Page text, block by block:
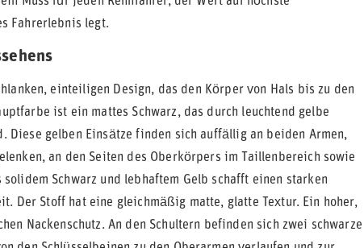
Fahrerlebnis legt.
einteiligen Design, das den Körper von Hals bis zu den
ist ein mattes Schwarz, das durch leuchtend gelbe
Diese gelben Einsätze finden sich auffällig an beiden Armen,
an den Seiten des Oberkörpers im Taillenbereich sowie
Schwarz und lebhaftem Gelb schafft einen starken
Der Stoff hat eine gleichmäßig matte, glatte Textur. Ein hoher,
Nackenschutz. An den Schultern befinden sich zwei schwarze